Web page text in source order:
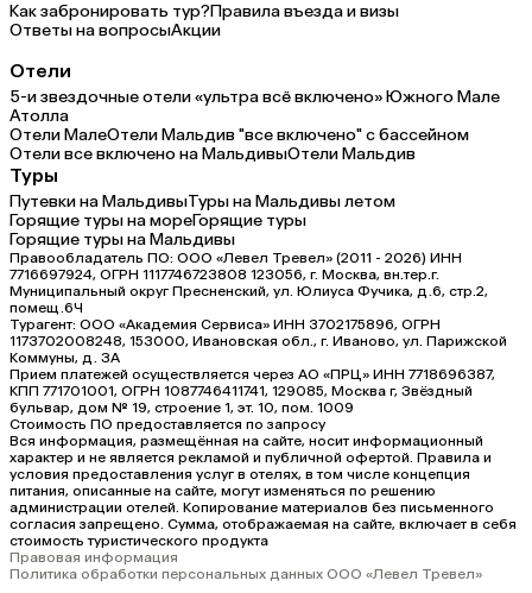
Как забронировать тур?Правила въезда и визы
Ответы на вопросыАкции
Отели
5-и звездочные отели «ультра всё включено» Южного Мале
Атолла
Отели МалеОтели Мальдив "все включено" с бассейном
Отели все включено на МальдивыОтели Мальдив
Туры
Путевки на МальдивыТуры на Мальдивы летом
Горящие туры на мореГорящие туры
Горящие туры на Мальдивы
Правообладатель ПО: ООО «Левел Тревел» (2011 - 2026) ИНН
7716697924, ОГРН 1117746723808 123056, г. Москва, вн.тер.г.
Муниципальный округ Пресненский, ул. Юлиуса Фучика, д.6, стр.2,
помещ.6Ч
Турагент: ООО «Академия Сервиса» ИНН 3702175896, ОГРН
1173702008248, 153000, Ивановская обл., г. Иваново, ул. Парижской
Коммуны, д. ЗА
Прием платежей осуществляется через АО «ПРЦ» ИНН 7718696387,
КПП 771701001, ОГРН 1087746411741, 129085, Москва г, Звёздный
бульвар, дом № 19, строение 1, эт. 10, пом. 1009
Стоимость ПО предоставляется по запросу
Вся информация, размещённая на сайте, носит информационный
характер и не является рекламой и публичной офертой. Правила и
условия предоставления услуг в отелях, в том числе концепция
питания, описанные на сайте, могут изменяться по решению
администрации отелей. Копирование материалов без письменного
согласия запрещено. Сумма, отображаемая на сайте, включает в себя
стоимость туристического продукта
Правовая информация
Политика обработки персональных данных ООО «Левел Тревел»